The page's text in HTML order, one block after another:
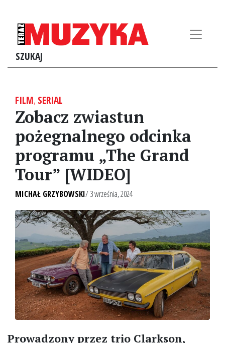
SZUKAJ
FILM, SERIAL
Zobacz zwiastun
pożegnalnego odcinka
programu „The Grand
Tour” [WIDEO]
MICHAŁ GRZYBOWSKI/ 3 września, 2024
Prowadzony przez trio Clarkson,